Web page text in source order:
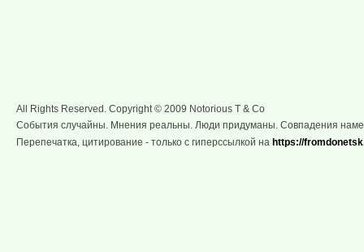
All Rights Reserved. Copyright © 2009 Notorious T & Co
События случайны. Мнения реальны. Люди придуманы. Совпадения
Перепечатка, цитирование - только с гиперссылкой на https://